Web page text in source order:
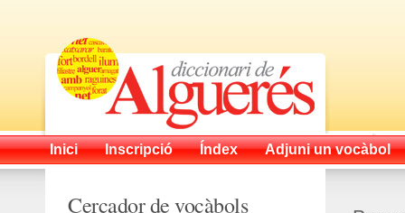
Inici Inscripció Índex Adjuni un vocàbol
Cercador de vocàbols